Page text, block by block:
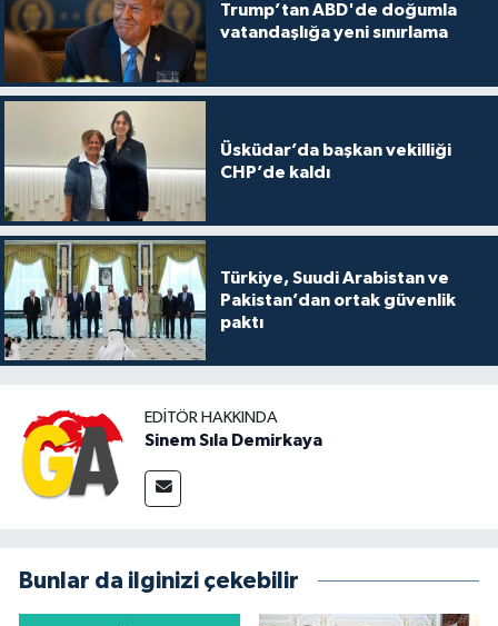
Trump’tan ABD'de doğumla
vatandaşlığa yeni sınırlama
Üsküdar’da başkan vekilliği
CHP’de kaldı
Türkiye, Suudi Arabistan ve
Pakistan’dan ortak güvenlik
paktı
EDITÖR HAKKINDA
Sinem Sıla Demirkaya
Bunlar da ilginizi çekebilir